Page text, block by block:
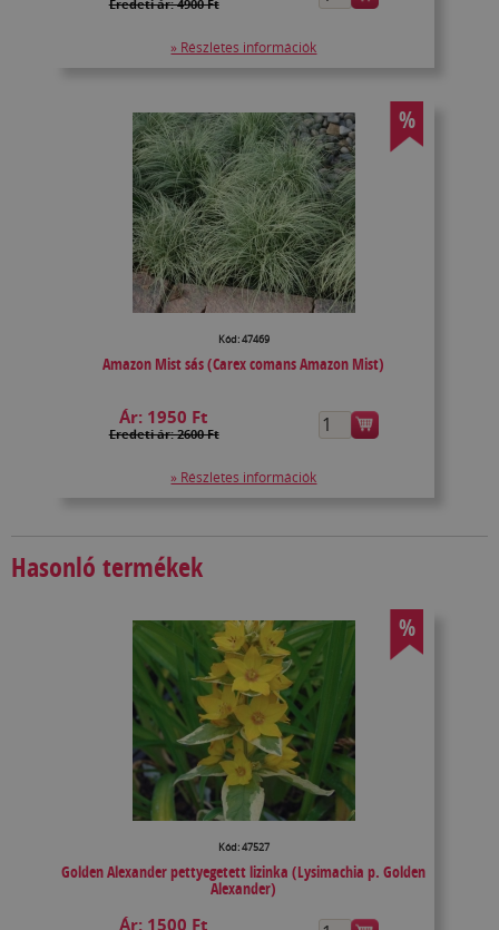
Eredeti ár: 4900 Ft
» Részletes információk
%
Kód: 47469
Amazon Mist sás (Carex comans Amazon Mist)
Ár: 1950 Ft
Eredeti ár: 2600 Ft
» Részletes információk
Hasonló termékek
%
Kód: 47527
Golden Alexander pettyegetett lizinka (Lysimachia p. Golden
Alexander)
Ár: 1500 Ft